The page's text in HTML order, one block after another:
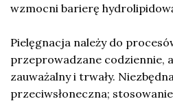
wzmocni barierę
Pielęgnacja należy do
przeprowadzane codziennie,
zauważalny i trwały.
przeciwsłoneczna;